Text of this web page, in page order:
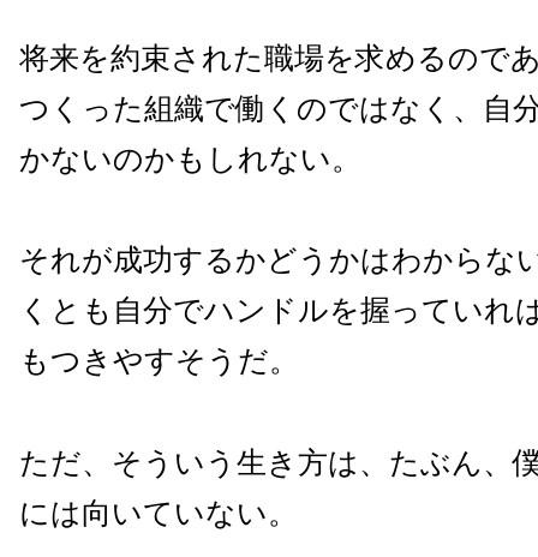
将来を約束された職場を求めるので
つくった組織で働くのではなく、自
かないのかもしれない。
それが成功するかどうかはわからな
くとも自分でハンドルを握っていれ
もつきやすそうだ。
ただ、そういう生き方は、たぶん、
には向いていない。